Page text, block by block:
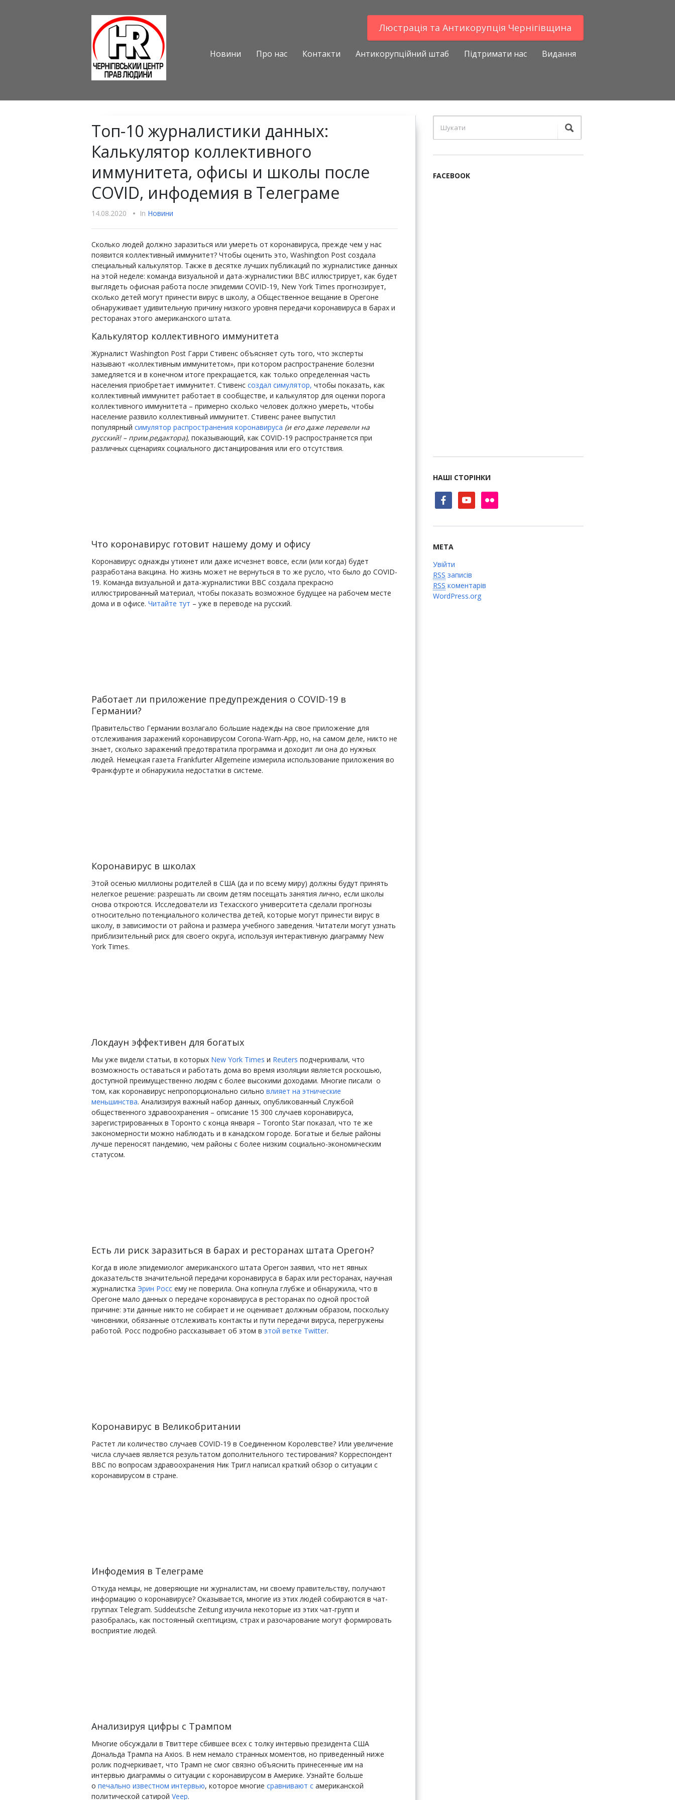
Люстрацiя та Антикорупцiя Чернігівщина
Новини Про нас Контакти Антикорупційний штаб Підтримати нас Видання
Топ-10 журналистики данных:
Калькулятор коллективного
иммунитета, офисы и школы после
COVID, инфодемия в Телеграме
14.08.2020 • In Новини
Сколько людей должно заразиться или умереть от коронавируса, прежде чем у нас
появится коллективный иммунитет? Чтобы оценить это, Washington Post создала
специальный калькулятор. Также в десятке лучших публикаций по журналистике данных
на этой неделе: команда визуальной и дата-журналистики BBC иллюстрирует, как будет
выглядеть офисная работа после эпидемии COVID-19, New York Times прогнозирует,
сколько детей могут принести вирус в школу, а Общественное вещание в Орегоне
обнаруживает удивительную причину низкого уровня передачи коронавируса в барах и
ресторанах этого американского штата.
Калькулятор коллективного иммунитета
Журналист Washington Post Гарри Стивенс объясняет суть того, что эксперты
называют «коллективным иммунитетом», при котором распространение болезни
замедляется и в конечном итоге прекращается, как только определенная часть
населения приобретает иммунитет. Стивенс создал симулятор, чтобы показать, как
коллективный иммунитет работает в сообществе, и калькулятор для оценки порога
коллективного иммунитета – примерно сколько человек должно умереть, чтобы
население развило коллективный иммунитет. Стивенс ранее выпустил
популярный симулятор распространения коронавируса (и его даже перевели на
русский! – прим.редактора), показывающий, как COVID-19 распространяется при
различных сценариях социального дистанцирования или его отсутствия.
Что коронавирус готовит нашему дому и офису
Коронавирус однажды утихнет или даже исчезнет вовсе, если (или когда) будет
разработана вакцина. Но жизнь может не вернуться в то же русло, что было до COVID-
19. Команда визуальной и дата-журналистики BBC создала прекрасно
иллюстрированный материал, чтобы показать возможное будущее на рабочем месте
дома и в офисе. Читайте тут – уже в переводе на русский.
Работает ли приложение предупреждения о COVID-19 в
Германии?
Правительство Германии возлагало большие надежды на свое приложение для
отслеживания заражений коронавирусом Corona-Warn-App, но, на самом деле, никто не
знает, сколько заражений предотвратила программа и доходит ли она до нужных
людей. Немецкая газета Frankfurter Allgemeine измерила использование приложения во
Франкфурте и обнаружила недостатки в системе.
Коронавирус в школах
Этой осенью миллионы родителей в США (да и по всему миру) должны будут принять
нелегкое решение: разрешать ли своим детям посещать занятия лично, если школы
снова откроются. Исследователи из Техасского университета сделали прогнозы
относительно потенциального количества детей, которые могут принести вирус в
школу, в зависимости от района и размера учебного заведения. Читатели могут узнать
приблизительный риск для своего округа, используя интерактивную диаграмму New
York Times.
Локдаун эффективен для богатых
Мы уже видели статьи, в которых New York Times и Reuters подчеркивали, что
возможность оставаться и работать дома во время изоляции является роскошью,
доступной преимущественно людям с более высокими доходами. Многие писали о
том, как коронавирус непропорционально сильно влияет на этнические
меньшинства. Анализируя важный набор данных, опубликованный Службой
общественного здравоохранения – описание 15 300 случаев коронавируса,
зарегистрированных в Торонто с конца января – Toronto Star показал, что те же
закономерности можно наблюдать и в канадском городе. Богатые и белые районы
лучше переносят пандемию, чем районы с более низким социально-экономическим
статусом.
Есть ли риск заразиться в барах и ресторанах штата Орегон?
Когда в июле эпидемиолог американского штата Орегон заявил, что нет явных
доказательств значительной передачи коронавируса в барах или ресторанах, научная
журналистка Эрин Росс ему не поверила. Она копнула глубже и обнаружила, что в
Орегоне мало данных о передаче коронавируса в ресторанах по одной простой
причине: эти данные никто не собирает и не оценивает должным образом, поскольку
чиновники, обязанные отслеживать контакты и пути передачи вируса, перегружены
работой. Росс подробно рассказывает об этом в этой ветке Twitter.
Коронавирус в Великобритании
Растет ли количество случаев COVID-19 в Соединенном Королевстве? Или увеличение
числа случаев является результатом дополнительного тестирования? Корреспондент
BBC по вопросам здравоохранения Ник Тригл написал краткий обзор о ситуации с
коронавирусом в стране.
Инфодемия в Телеграме
Откуда немцы, не доверяющие ни журналистам, ни своему правительству, получают
информацию о коронавирусе? Оказывается, многие из этих людей собираются в чат-
группах Telegram. Süddeutsche Zeitung изучила некоторые из этих чат-групп и
разобралась, как постоянный скептицизм, страх и разочарование могут формировать
восприятие людей.
Анализируя цифры с Трампом
Многие обсуждали в Твиттере сбившее всех с толку интервью президента США
Дональда Трампа на Axios. В нем немало странных моментов, но приведенный ниже
ролик подчеркивает, что Трамп не смог связно объяснить принесенные им на
интервью диаграммы о ситуации с коронавирусом в Америке. Узнайте больше
о печально известном интервью, которое многие сравнивают с американской
политической сатирой Veep.
FACEBOOK
НАШІ СТОРІНКИ
facebookyoutube flickr
МЕТА
Увійти
RSS записів
RSS коментарів
WordPress.org